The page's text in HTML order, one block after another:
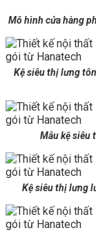
Mô hình cửa hàng
Kệ siêu thị lưng
Mẫu kệ siêu
Kệ siêu thị lưng